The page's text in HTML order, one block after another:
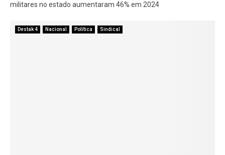
militares no estado aumentaram 46% em 2024
Destak 4 Nacional Política Sindical